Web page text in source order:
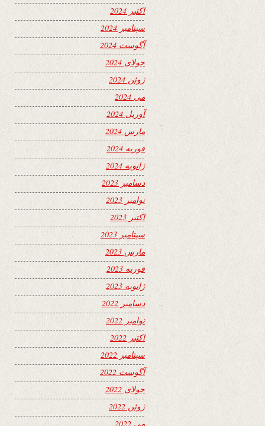
اکتبر 2024
سپتامبر 2024
آگوست 2024
جولای 2024
ژوئن 2024
می 2024
آوریل 2024
مارس 2024
فوریه 2024
ژانویه 2024
دسامبر 2023
نوامبر 2023
اکتبر 2023
سپتامبر 2023
مارس 2023
فوریه 2023
ژانویه 2023
دسامبر 2022
نوامبر 2022
اکتبر 2022
سپتامبر 2022
آگوست 2022
جولای 2022
ژوئن 2022
می 2022